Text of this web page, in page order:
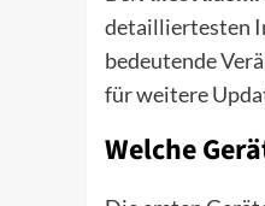
detailliertesten
bedeutende
für weitere
Welche